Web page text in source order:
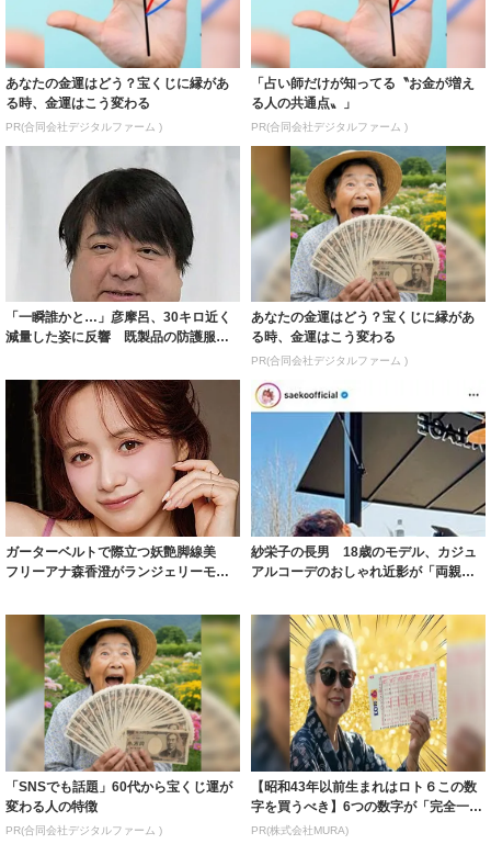
あなたの金運はどう？宝くじに縁があ
る時、金運はこう変わる
PR(合同会社デジタルファーム )
「占い師だけが知ってる〝お金が増え
る人の共通点〟」
PR(合同会社デジタルファーム )
「一瞬誰かと…」彦摩呂、30キロ近く
減量した姿に反響 既製品の防護服が
あなたの金運はどう？宝くじに縁があ
る時、金運はこう変わる
PR(合同会社デジタルファーム )
ガーターベルトで際立つ妖艶脚線美
フリーアナ森香澄がランジェリーモデ
紗栄子の長男 18歳のモデル、カジュ
アルコーデのおしゃれ近影が「両親の
「SNSでも話題」60代から宝くじ運が
変わる人の特徴
PR(合同会社デジタルファーム )
【昭和43年以前生まれはロト６この数
字を買うべき】6つの数字が「完全一
致」する方...
PR(株式会社MURA)